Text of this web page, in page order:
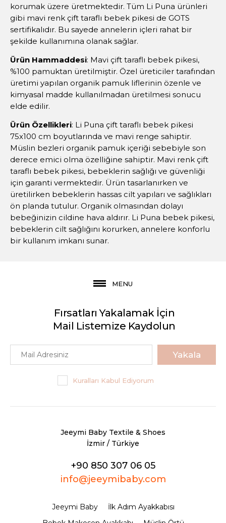
korumak üzere üretmektedir. Tüm Li Puna ürünleri
gibi mavi renk çift taraflı bebek pikesi de GOTS
sertifikalıdır. Bu sayede annelerin içleri rahat bir
şekilde kullanımına olanak sağlar.
Ürün Hammaddesi: Mavi çift taraflı bebek pikesi,
%100 pamuktan üretilmiştir. Özel üreticiler tarafından
üretimi yapılan organik pamuk liflerinin özenle ve
kimyasal madde kullanılmadan üretilmesi sonucu
elde edilir.
Ürün Özellikleri: Li Puna çift taraflı bebek pikesi
75x100 cm boyutlarında ve mavi renge sahiptir.
Müslin bezleri organik pamuk içeriği sebebiyle son
derece emici olma özelliğine sahiptir. Mavi renk çift
taraflı bebek pikesi, bebeklerin sağlığı ve güvenliği
için garanti vermektedir. Ürün tasarlanırken ve
üretilirken bebeklerin hassas cilt yapıları ve sağlıkları
ön planda tutulur. Organik olmasından dolayı
bebeğinizin cildine hava aldırır. Li Puna bebek pikesi,
bebeklerin cilt sağlığını korurken, annelere konforlu
bir kullanım imkanı sunar.
MENU
Fırsatları Yakalamak İçin
Mail Listemize Kaydolun
Yakala
Kuralları Kabul Ediyorum
Jeeymi Baby Textile & Shoes
İzmir / Türkiye
+90 850 307 06 05
info@jeeymibaby.com
Jeeymi Baby
İlk Adım Ayakkabısı